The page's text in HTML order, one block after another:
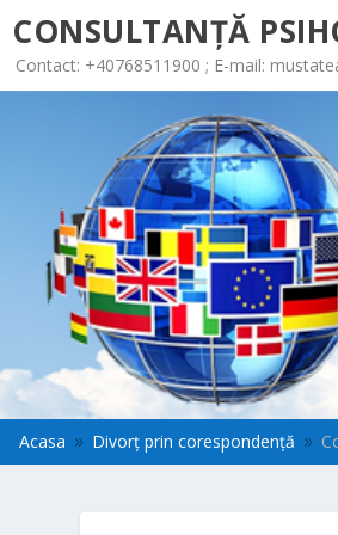
CONSULTANȚĂ
Contact: +40768511900 ; E-mail:
Acasa 9 Divorț prin corespondență 9